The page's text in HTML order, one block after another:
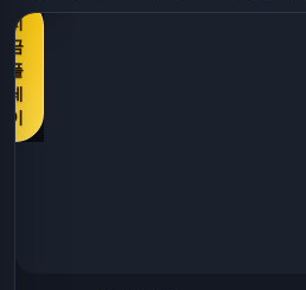
지
금
플
레
이